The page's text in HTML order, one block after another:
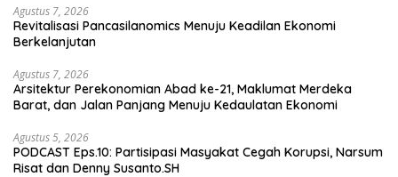
Agustus 7, 2026
Revitalisasi Pancasilanomics Menuju Keadilan Ekonomi
Berkelanjutan
Agustus 7, 2026
Arsitektur Perekonomian Abad ke-21, Maklumat Merdeka
Barat, dan Jalan Panjang Menuju Kedaulatan Ekonomi
Agustus 5, 2026
PODCAST Eps.10: Partisipasi Masyakat Cegah Korupsi, Narsum
Risat dan Denny Susanto.SH